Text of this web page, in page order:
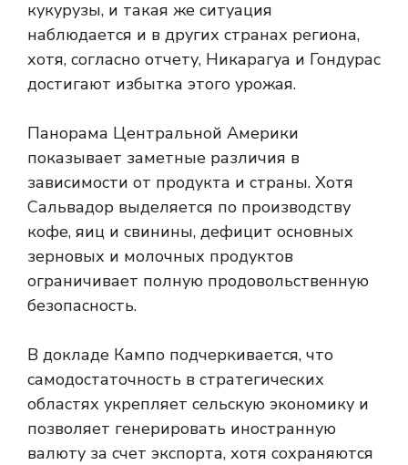
кукурузы, и такая же ситуация
наблюдается и в других странах региона,
хотя, согласно отчету, Никарагуа и Гондурас
достигают избытка этого урожая.
Панорама Центральной Америки
показывает заметные различия в
зависимости от продукта и страны. Хотя
Сальвадор выделяется по производству
кофе, яиц и свинины, дефицит основных
зерновых и молочных продуктов
ограничивает полную продовольственную
безопасность.
В докладе Кампо подчеркивается, что
самодостаточность в стратегических
областях укрепляет сельскую экономику и
позволяет генерировать иностранную
валюту за счет экспорта, хотя сохраняются